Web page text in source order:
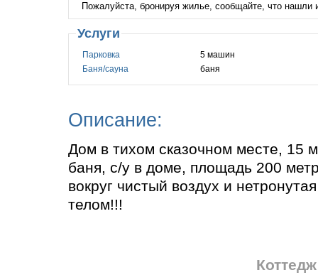
Пожалуйста, бронируя жилье, сообщайте, что
Услуги
Парковка
5 машин
Баня/сауна
баня
Описание:
Дом в тихом сказочном месте, 15
баня, с/у в доме, площадь 200
вокруг чистый воздух и
телом!!!